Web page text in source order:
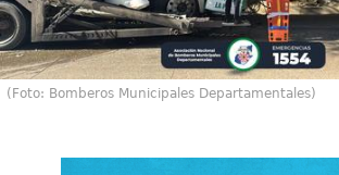
(Foto: Bomberos Municipales Departamentales)